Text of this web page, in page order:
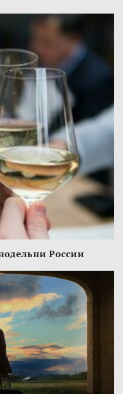
России